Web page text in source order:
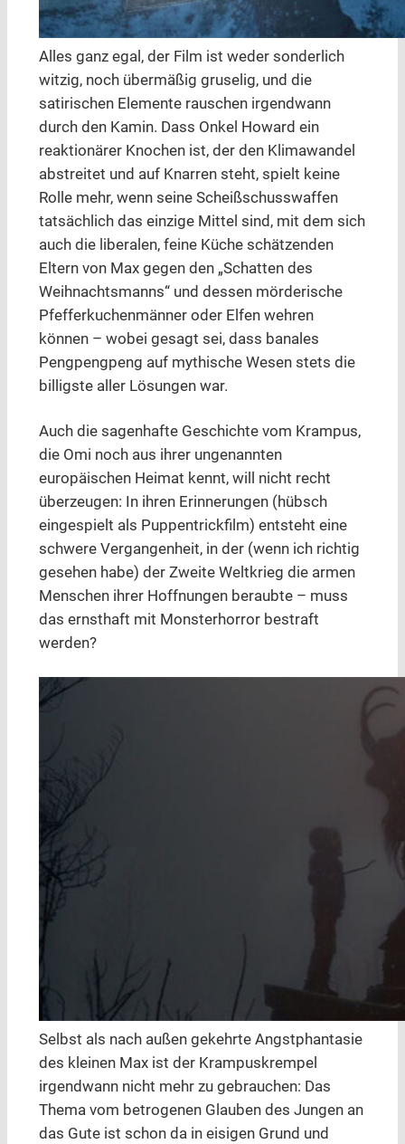
Alles ganz egal, der Film ist weder sonderlich
witzig, noch übermäßig gruselig, und die
satirischen Elemente rauschen irgendwann
durch den Kamin. Dass Onkel Howard ein
reaktionärer Knochen ist, der den Klimawandel
abstreitet und auf Knarren steht, spielt keine
Rolle mehr, wenn seine Scheißschusswaffen
tatsächlich das einzige Mittel sind, mit dem sich
auch die liberalen, feine Küche schätzenden
Eltern von Max gegen den „Schatten des
Weihnachtsmanns“ und dessen mörderische
Pfefferkuchenmänner oder Elfen wehren
können – wobei gesagt sei, dass banales
Pengpengpeng auf mythische Wesen stets die
billigste aller Lösungen war.
Auch die sagenhafte Geschichte vom Krampus,
die Omi noch aus ihrer ungenannten
europäischen Heimat kennt, will nicht recht
überzeugen: In ihren Erinnerungen (hübsch
eingespielt als Puppentrickfilm) entsteht eine
schwere Vergangenheit, in der (wenn ich richtig
gesehen habe) der Zweite Weltkrieg die armen
Menschen ihrer Hoffnungen beraubte – muss
das ernsthaft mit Monsterhorror bestraft
werden?
Selbst als nach außen gekehrte Angstphantasie
des kleinen Max ist der Krampuskrempel
irgendwann nicht mehr zu gebrauchen: Das
Thema vom betrogenen Glauben des Jungen an
das Gute ist schon da in eisigen Grund und